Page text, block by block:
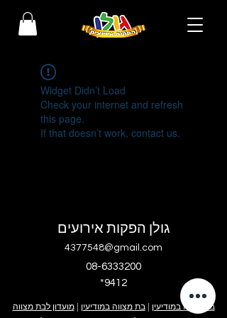
Widget Didn’t Load
Check your internet and refresh
this page.
If that doesn’t work, contact us.
גולן הפקות אירועים
4377548@gmail.com
08-6333200
בר מצווה במודיעין |בת מצווה במודיעין |מועדון לבת מצווה
*9412